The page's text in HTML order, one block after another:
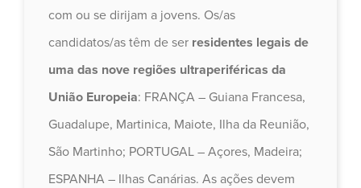
com ou se dirijam a jovens. Os/as
candidatos/as têm de ser residentes legais de
uma das nove regiões ultraperiféricas da
União Europeia: FRANÇA – Guiana Francesa,
Guadalupe, Martinica, Maiote, Ilha da Reunião,
São Martinho; PORTUGAL – Açores, Madeira;
ESPANHA – Ilhas Canárias. As ações devem